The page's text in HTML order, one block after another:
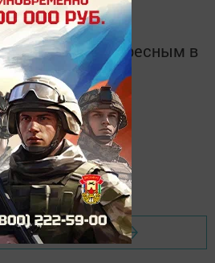
важным и интересным в
в
MАХ:
новости